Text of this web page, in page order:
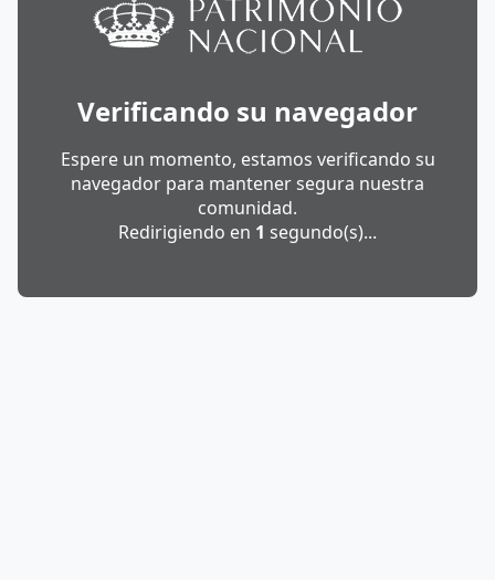
Verificando su navegador
Espere un momento, estamos verificando su
navegador para mantener segura nuestra
comunidad.
Redirigiendo en 1 segundo(s)...